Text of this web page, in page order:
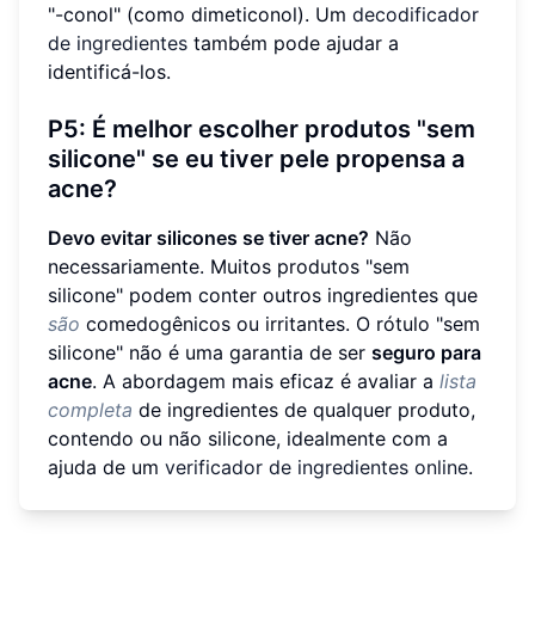
"-conol" (como dimeticonol). Um decodificador
de ingredientes também pode ajudar a
identificá-los.
P5: É melhor escolher produtos "sem
silicone" se eu tiver pele propensa a
acne?
Devo evitar silicones se tiver acne? Não
necessariamente. Muitos produtos "sem
silicone" podem conter outros ingredientes que
são comedogênicos ou irritantes. O rótulo "sem
silicone" não é uma garantia de ser seguro para
acne. A abordagem mais eficaz é avaliar a lista
completa de ingredientes de qualquer produto,
contendo ou não silicone, idealmente com a
ajuda de um verificador de ingredientes online.